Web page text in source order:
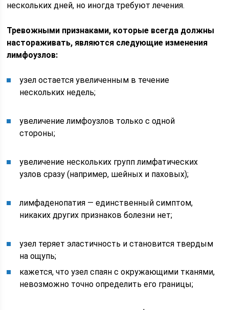
нескольких дней, но иногда требуют лечения.
Тревожными признаками, которые всегда должны
настораживать, являются следующие изменения
лимфоузлов:
узел остается увеличенным в течение
нескольких недель;
увеличение лимфоузлов только с одной
стороны;
увеличение нескольких групп лимфатических
узлов сразу (например, шейных и паховых);
лимфаденопатия — единственный симптом,
никаких других признаков болезни нет;
узел теряет эластичность и становится твердым
на ощупь;
кажется, что узел спаян с окружающими тканями,
невозможно точно определить его границы;